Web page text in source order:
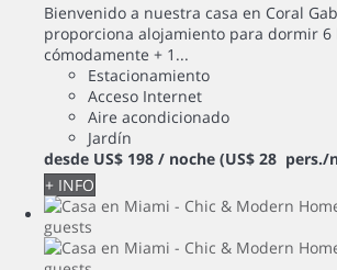
Bienvenido a nuestra casa en Coral
proporciona alojamiento para dormir 6
cómodamente + 1...
Estacionamiento
Acceso Internet
Aire acondicionado
Jardín
desde US$ 198 / noche (US$ 28 pers./
+ INFO